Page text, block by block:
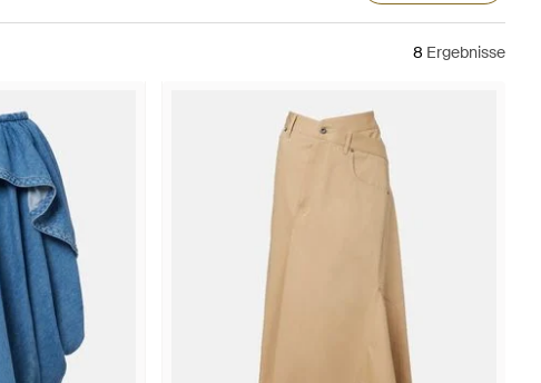
8 Ergebnisse